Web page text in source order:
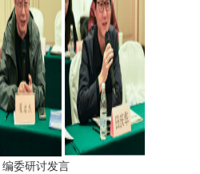
编委研讨发言